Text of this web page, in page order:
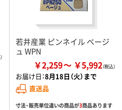
若井産業 ピンネイル ベージ
ュ WPN
￥2,259 ￥5,992
お届け日：8月18日（火）まで
直送品
寸法・販売単位違いの商品が3商品あります